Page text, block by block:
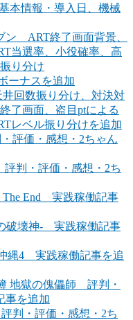
本情報・導入日、機械
ン ART終了画面背景、
当選率、小役確率、高
り分け
ーナスを追加
回数振り分け、対決対
了画面、盗目ptによる
レベル振り分けを追加
評価・感想・2ちゃん
判・評価・感想・2ち
End 実践稼働記事
破壊神- 実践稼働記事
縄4 実践稼働記事を追
地獄の傀儡師 評判・
事を追加
判・評価・感想・2ち